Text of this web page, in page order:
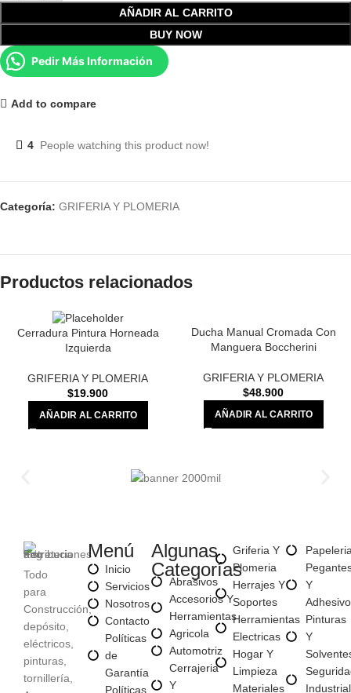
AÑADIR AL CARRITO
BUY NOW
Pedir Más Información
Add to compare
4 People watching this product now!
Categoría: GRIFERIA Y PLOMERIA
Productos relacionados
Cerradura Pintura Horneada
Izquierda
GRIFERIA Y PLOMERIA
$19.900
AÑADIR AL CARRITO
Ducha Manual Cromada Con
Manguera Boccherini
GRIFERIA Y PLOMERIA
$48.900
AÑADIR AL CARRITO
Todo
para
Construcción,
depósito,
eléctricos,
pinturas,
tornillería,
Menú
Inicio
Servicios
Nosotros
Contacto
Políticas
de
Garantía
Políticas
Algunas
Categorías
Abrasivos
Accesorios Y
Herramientas
Agricola
Automotriz
Cerrajeria
Y
Griferia Y
Plomeria
Herrajes Y
Soportes
Herramientas
Electricas
Hogar Y
Limpieza
Materiales
Y
Pinturas
Y
Industrial